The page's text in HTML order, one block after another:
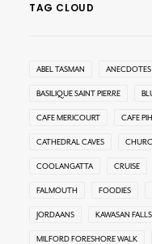
TAG CLOUD
ABEL TASMAN ANECDOTES
BASILIQUE SAINT PIERRE
CAFE MERICOURT CAFE
CATHEDRAL CAVES
COOLANGATTA CRUISE
FALMOUTH FOODIES
JORDAANS KAWASAN FALLS
MILFORD FORESHORE WALK